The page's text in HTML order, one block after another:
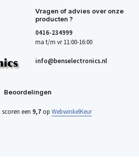
Vragen of advies over onze
producten ?
0416-234999
ma t/m vr 11:00-16:00
info@benselectronics.nl
Beoordelingen
scoren een 9,7op WebwinkelKeur